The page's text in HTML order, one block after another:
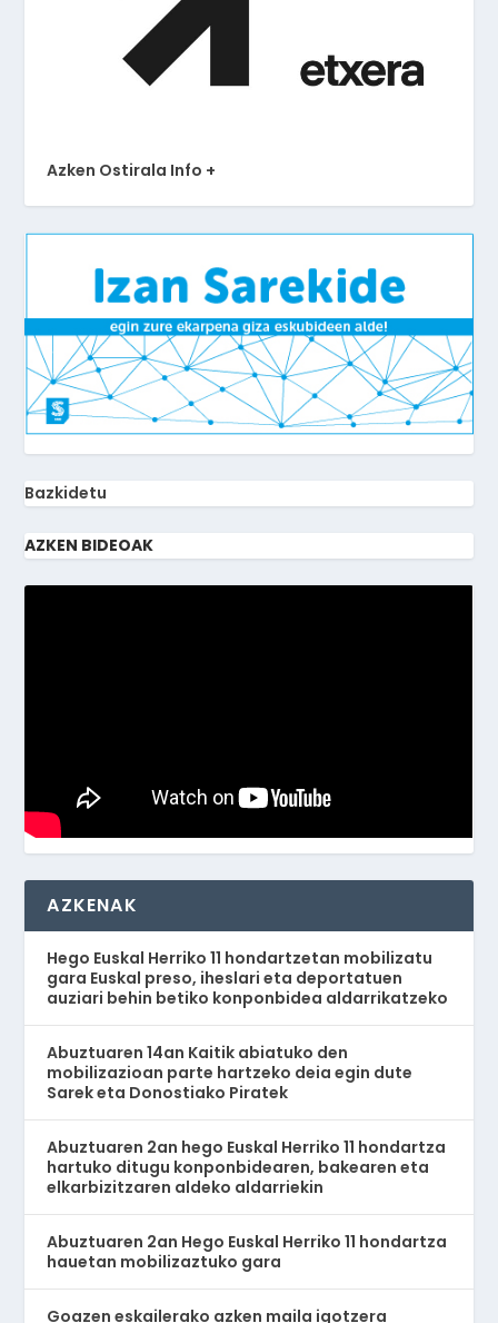
Azken Ostirala Info +
Bazkidetu
AZKEN BIDEOAK
AZKENAK
Hego Euskal Herriko 11 hondartzetan mobilizatu
gara Euskal preso, iheslari eta deportatuen
auziari behin betiko konponbidea aldarrikatzeko
Abuztuaren 14an Kaitik abiatuko den
mobilizazioan parte hartzeko deia egin dute
Sarek eta Donostiako Piratek
Abuztuaren 2an hego Euskal Herriko 11 hondartza
hartuko ditugu konponbidearen, bakearen eta
elkarbizitzaren aldeko aldarriekin
Abuztuaren 2an Hego Euskal Herriko 11 hondartza
hauetan mobilizaztuko gara
Goazen eskailerako azken maila igotzera